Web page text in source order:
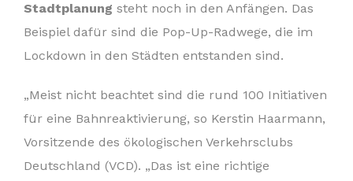
Stadtplanung steht noch in den Anfängen. Das
Beispiel dafür sind die Pop-Up-Radwege, die im
Lockdown in den Städten entstanden sind.
„Meist nicht beachtet sind die rund 100 Initiativen
für eine Bahnreaktivierung, so Kerstin Haarmann,
Vorsitzende des ökologischen Verkehrsclubs
Deutschland (VCD). „Das ist eine richtige